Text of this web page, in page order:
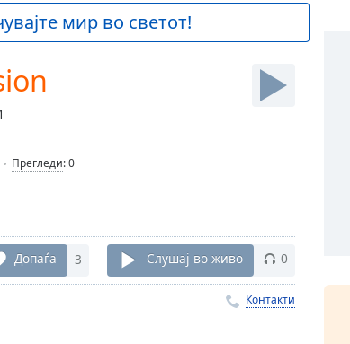
мир во светот!
Прегледи:0
Допаѓа 3 Слушај во живо 0
Контакти